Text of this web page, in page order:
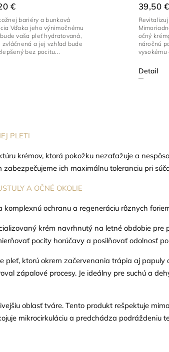
€
bariéry a bunková
Vďaka jeho výnimočnému
vaša pleť hydratovaná,
zvláčnená a jej vzhľad bude
bez pocitu...
39,50 €
Detail
očný
náročnú
vysokému
PLETI
krémov, ktorá pokožku nezaťažuje a
ich maximálnu toleranciu pri
A OČNÉ OKOLIE
ochranu a regeneráciu rôznych
krém navrhnutý na letné obdobie pre
pocity horúčavy a posilňovať odolnosť
pleť, ktorú okrem začervenania trápia aj
zápalové procesy. Je ideálny pre suchú a
oblasť tváre. Tento produkt rešpektuje
mikrocirkuláciu a predchádza podráždeniu